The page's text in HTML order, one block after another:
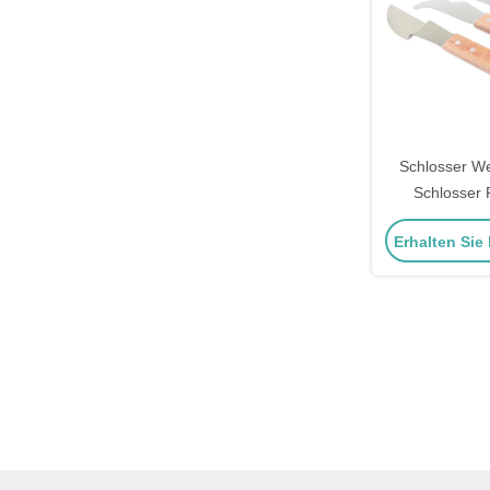
Schlosser
Schlosser
Schnell
Erhalten Sie